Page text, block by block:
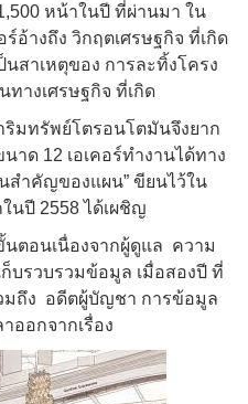
หน้าในปี ที่ผ่านมา ใน
อ้างถึง วิกฤตเศรษฐกิจ ที่เกิด
สาเหตุของ การละทิ้งโครง
ทางเศรษฐกิจ ที่เกิด
มทรัพย์โตรอนโตมันจึงยาก
าด 12 เอเคอร์ทำงานได้ทาง
สำคัญของแผน” ขียนไว้ใน
นปี 2558 ได้เผชิญ
ตอนเนื่องจากผู้ดูแล ความ
ก็บรวบรวมข้อมูล เมื่อสองปี ที่
มถึง อดีตผู้บัญชา การข้อมูล
ออกจากเรื่อง